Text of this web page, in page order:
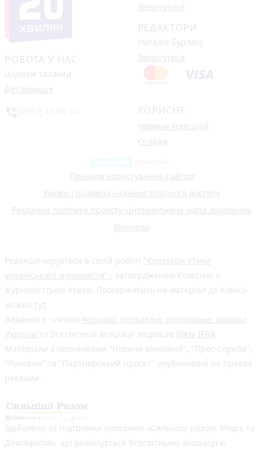
РОБОТА У НАС
Шукаєм таланти
Детальніше
Звернутися
РЕДАКТОРИ
Наталія Бурлаку
Звернутися
КОРИСНЕ
Новини компаній
Огляди
Правила користування сайтом
Умови і правила надання платного доступу
Рекламна політика проєкту «Інтерактивна мапа локальних
брендів»
Редакція керується в своїй роботі "Кодексом етики
українського журналіста"
, затвердженим Комісією з
журналістської етики. Поскаржитись на матеріал до Комісії
можна тут
Видання є членом Асоціації Незалежні регіональні видавці
України та Всесвітньої асоціації видавців WAN-IFRA
Матеріали з позначками "Новини компаній", "Прес-служба",
"Реклама" та "Партнерський проєкт" опубліковані на правах
реклами.
Здійснено за підтримки програми «Сильніші разом: Медіа та
Демократія», що реалізується Всесвітньою асоціацією